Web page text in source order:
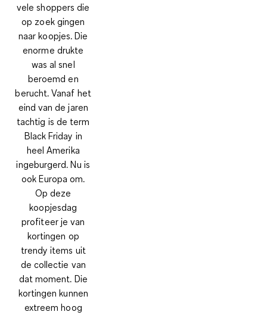
vele shoppers die
op zoek gingen
naar koopjes. Die
enorme drukte
was al snel
beroemd en
berucht. Vanaf het
eind van de jaren
tachtig is de term
Black Friday in
heel Amerika
ingeburgerd. Nu is
ook Europa om.
Op deze
koopjesdag
profiteer je van
kortingen op
trendy items uit
de collectie van
dat moment. Die
kortingen kunnen
extreem hoog